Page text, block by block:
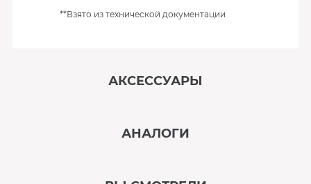
**Взято из технической документации
АКСЕССУАРЫ
АНАЛОГИ